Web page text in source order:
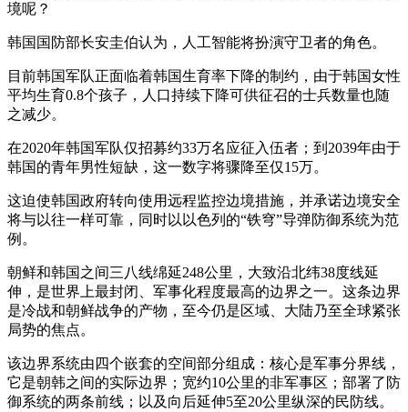
境呢？
韩国国防部长安圭伯认为，人工智能将扮演守卫者的角色。
目前韩国军队正面临着韩国生育率下降的制约，由于韩国女性
平均生育0.8个孩子，人口持续下降可供征召的士兵数量也随
之减少。
在2020年韩国军队仅招募约33万名应征入伍者；到2039年由于
韩国的青年男性短缺，这一数字将骤降至仅15万。
这迫使韩国政府转向使用远程监控边境措施，并承诺边境安全
将与以往一样可靠，同时以以色列的“铁穹”导弹防御系统为范
例。
朝鲜和韩国之间三八线绵延248公里，大致沿北纬38度线延
伸，是世界上最封闭、军事化程度最高的边界之一。这条边界
是冷战和朝鲜战争的产物，至今仍是区域、大陆乃至全球紧张
局势的焦点。
该边界系统由四个嵌套的空间部分组成：核心是军事分界线，
它是朝韩之间的实际边界；宽约10公里的非军事区；部署了防
御系统的两条前线；以及向后延伸5至20公里纵深的民防线。